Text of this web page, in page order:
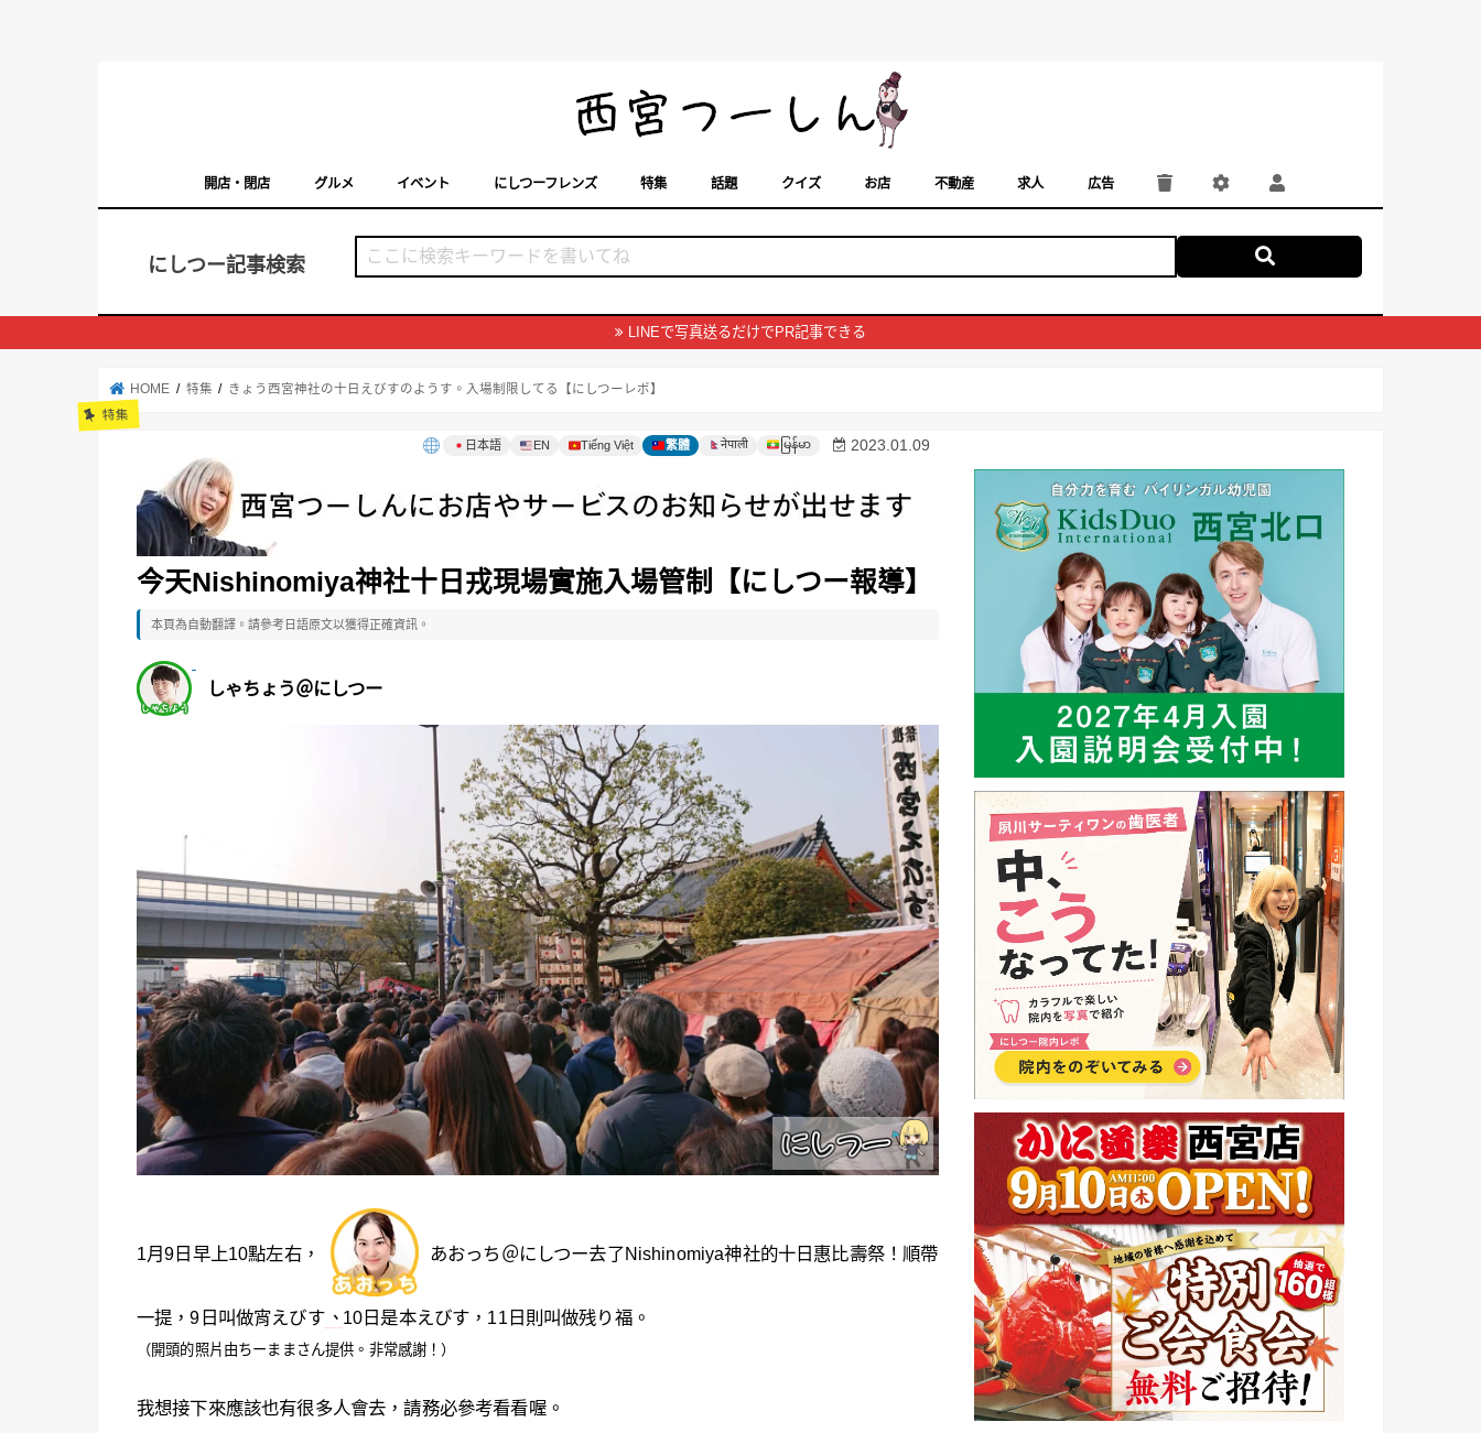
開店・閉店 グルメ イベント にしつーフレンズ 特集 話題 クイズ お店 不動産 求人 広告
にしつー記事検索
LINEで写真送るだけでPR記事できる
HOME 特集 きょう西宮神社の十日えびすのようす。入場制限してる【にしつーレポ】
特集
日本語 EN Tiếng Việt 繁體 नेपाली မြန်မာ 2023.01.09
今天Nishinomiya神社十日戎現場實施入場管制【にしつー報導】
本頁為自動翻譯。請參考日語原文以獲得正確資訊。
しゃちょう＠にしつー
1月9日早上10點左右， あおっち＠にしつー去了Nishinomiya神社的十日惠比壽祭！順帶
一提，9日叫做宵えびす、 10日是本えびす，11日則叫做残り福。
（開頭的照片由ちーままさん提供。非常感謝！）
我想接下來應該也有很多人會去，請務必參考看看喔。